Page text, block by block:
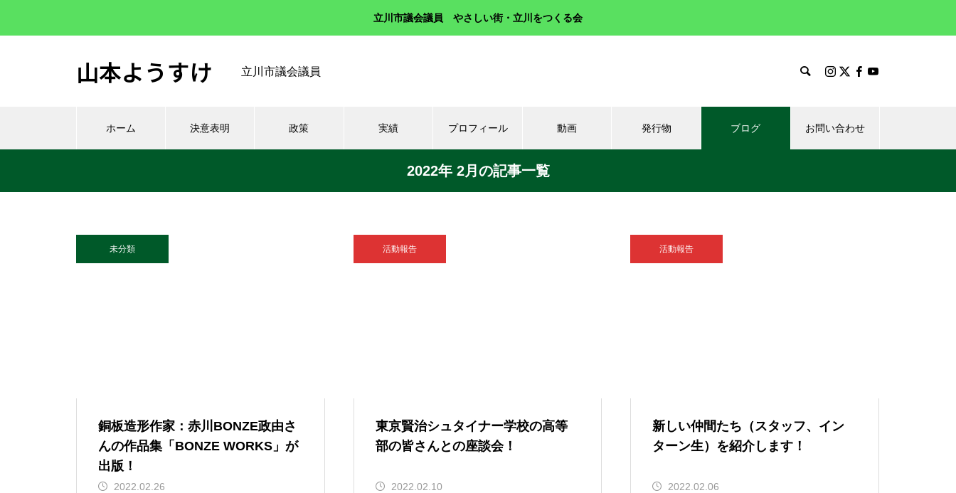
立川市議会議員 やさしい街・立川をつくる会
山本ようすけ 立川市議会議員
ホーム 決意表明 政策 実績 プロフィール 動画 発行物 ブログ お問い合わせ
2022年 2月の記事一覧
未分類
銅板造形作家：赤川BONZE政由さ
んの作品集「BONZE WORKS」が
出版！
2022.02.26
活動報告
東京賢治シュタイナー学校の高等
部の皆さんとの座談会！
2022.02.10
活動報告
新しい仲間たち（スタッフ、イン
ターン生）を紹介します！
2022.02.06